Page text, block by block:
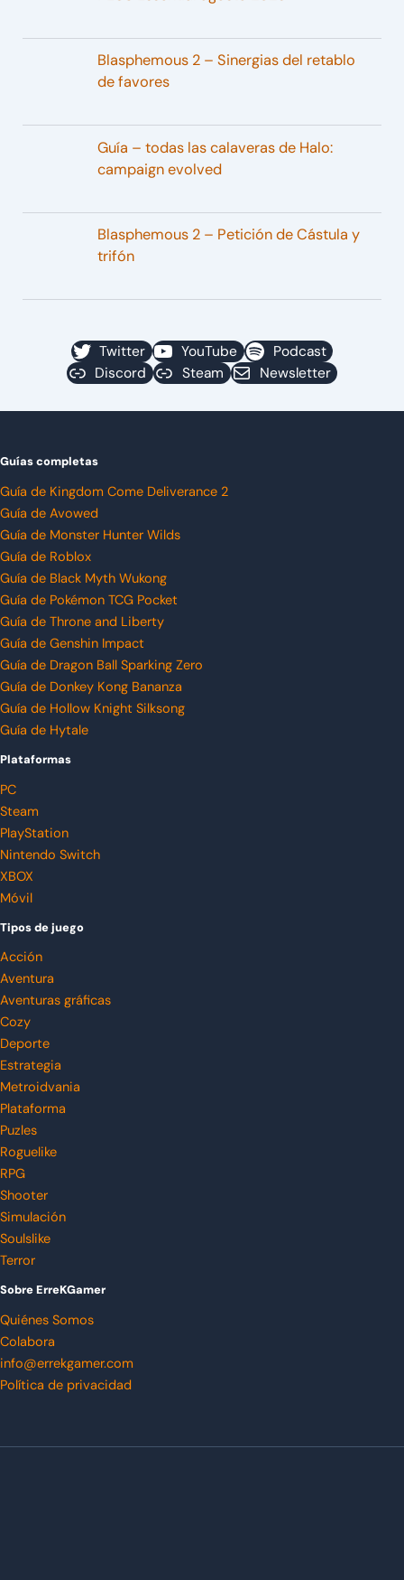
Blasphemous 2 – Sinergias del retablo
de favores
Guía – todas las calaveras de Halo:
campaign evolved
Blasphemous 2 – Petición de Cástula y
trifón
Twitter YouTube
Podcast
Discord
Steam Newsletter
Guías completas
Guía de Kingdom Come Deliverance 2
Guía de Avowed
Guía de Monster Hunter Wilds
Guía de Roblox
Guía de Black Myth Wukong
Guía de Pokémon TCG Pocket
Guía de Throne and Liberty
Guía de Genshin Impact
Guía de Dragon Ball Sparking Zero
Guía de Donkey Kong Bananza
Guía de Hollow Knight Silksong
Guía de Hytale
Plataformas
PC
Steam
PlayStation
Nintendo Switch
XBOX
Móvil
Tipos de juego
Acción
Aventura
Aventuras gráficas
Cozy
Deporte
Estrategia
Metroidvania
Plataforma
Puzles
Roguelike
RPG
Shooter
Simulación
Soulslike
Terror
Sobre ErreKGamer
Quiénes Somos
Colabora
info@errekgamer.com
Política de privacidad